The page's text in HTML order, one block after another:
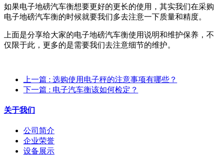
如果电子地磅汽车衡想要更好的更长的使用，其实我们在采购
电子地磅汽车衡的时候就要我们多去注意一下质量和精度。
上面是分享给大家的电子地磅汽车衡使用说明和维护保养，不
仅限于此，更多的是需要我们去注意细节的维护。
上一篇 : 选购使用电子秤的注意事项有哪些？
下一篇 : 电子汽车衡该如何检定？
关于我们
公司简介
企业荣誉
设备展示